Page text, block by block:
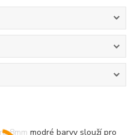
8mm modré barvy slouží pro